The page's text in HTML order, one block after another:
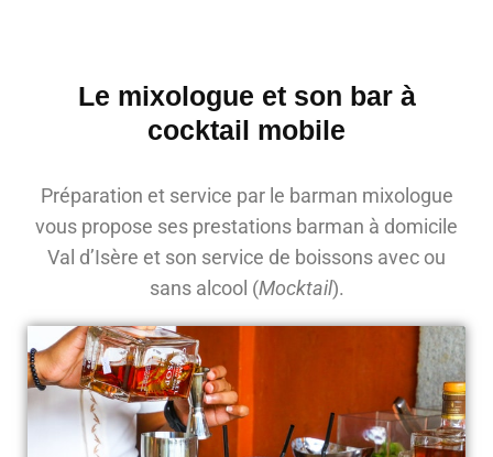
Le mixologue et son bar à
cocktail mobile
Préparation et service par le barman mixologue
vous propose ses prestations barman à domicile
Val d’Isère et son service de boissons avec ou
sans alcool (Mocktail).